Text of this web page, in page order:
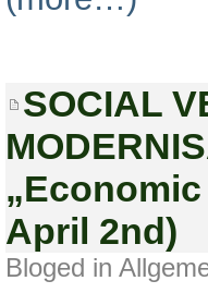
SOCIAL
April 2nd)
Bloged in